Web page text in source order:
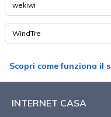
wekiwi
WindTre
Scopri come funziona il
INTERNET CASA